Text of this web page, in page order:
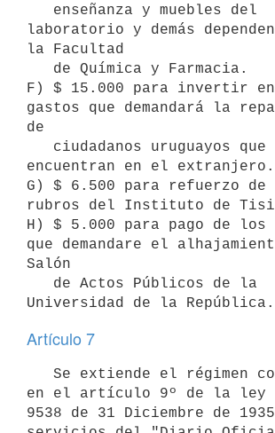
laboratorio y demás
la Facultad
F) $ 15.000 para invertir
gastos que demandará la
de
encuentran en el extranjero.
G) $ 6.500 para refuerzo de
rubros del Instituto de
H) $ 5.000 para pago de los
que demandare el
Salón
Universidad de la República.
Artículo 7
en el artículo 9º de la ley
9538 de 31 Diciembre de